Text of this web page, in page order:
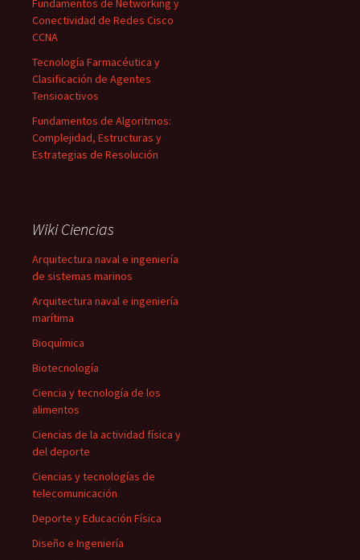
Fundamentos de Networking y
Conectividad de Redes Cisco
CCNA
Tecnología Farmacéutica y
Clasificación de Agentes
Tensioactivos
Fundamentos de Algoritmos:
Complejidad, Estructuras y
Estrategias de Resolución
Wiki Ciencias
Arquitectura naval e ingeniería
de sistemas marinos
Arquitectura naval e ingeniería
marítima
Bioquímica
Biotecnología
Ciencia y tecnología de los
alimentos
Ciencias de la actividad física y
del deporte
Ciencias y tecnologías de
telecomunicación
Deporte y Educación Física
Diseño e Ingeniería